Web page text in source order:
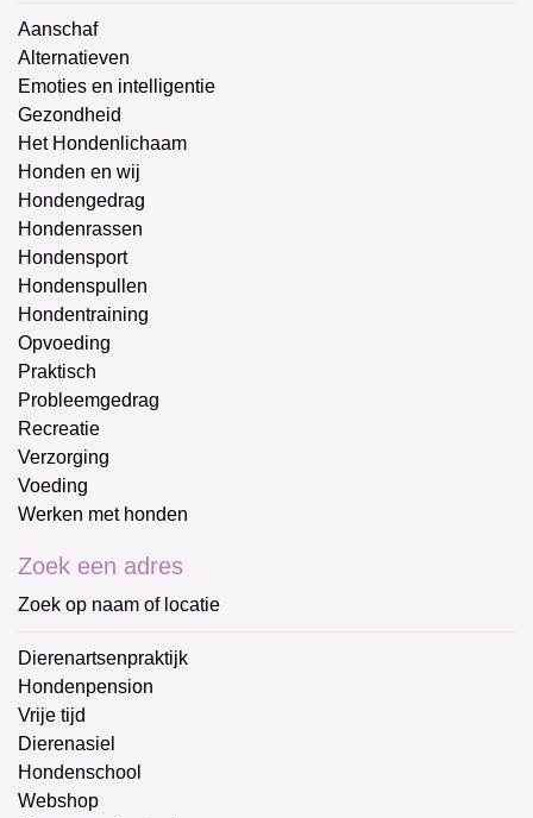
Aanschaf
Alternatieven
Emoties en intelligentie
Gezondheid
Het Hondenlichaam
Honden en wij
Hondengedrag
Hondenrassen
Hondensport
Hondenspullen
Hondentraining
Opvoeding
Praktisch
Probleemgedrag
Recreatie
Verzorging
Voeding
Werken met honden
Zoek een adres
Zoek op naam of locatie
Dierenartsenpraktijk
Hondenpension
Vrije tijd
Dierenasiel
Hondenschool
Webshop